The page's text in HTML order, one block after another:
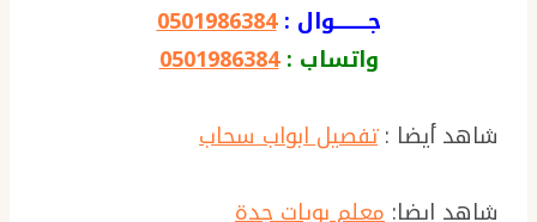
جـــــــــوال :0501986384
واتساب :0501986384
شاهد أيضا :تفصيل ابواب سحاب
شاهد ايضا: معلم بويات جدة